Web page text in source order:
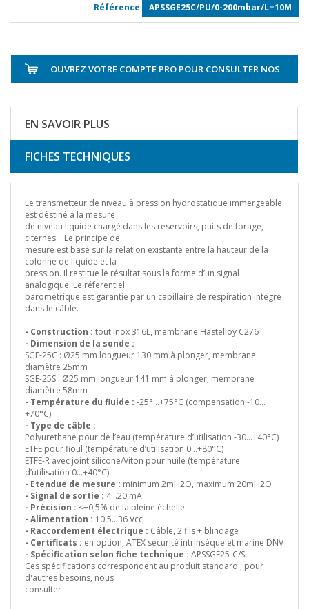
Référence APSSGE25C/PU/0-200mbar/L=10M
OUVREZ VOTRE COMPTE PRO POUR CONSULTER NOS
EN SAVOIR PLUS
FICHES TECHNIQUES
Le transmetteur de niveau à pression hydrostatique immergeable
est déstiné à la mesure
de niveau liquide chargé dans les réservoirs, puits de forage,
citernes… Le principe de
mesure est basé sur la relation existante entre la hauteur de la
colonne de liquide et la
pression. Il restitue le résultat sous la forme d’un signal
analogique. Le réferentiel
barométrique est garantie par un capillaire de respiration intégré
dans le câble.
- Construction : tout Inox 316L, membrane Hastelloy C276
- Dimension de la sonde :
SGE-25C : Ø25 mm longueur 130 mm à plonger, membrane
diamètre 25mm
SGE-25S : Ø25 mm longueur 141 mm à plonger, membrane
diamètre 58mm
- Température du fluide : -25°…+75°C (compensation -10…
+70°C)
- Type de câble :
Polyurethane pour de l’eau (température d’utilisation -30…+40°C)
ETFE pour fioul (température d’utilisation 0…+80°C)
ETFE-R avec joint silicone/Viton pour huile (température
d’utilisation 0…+40°C)
- Etendue de mesure : minimum 2mH2O, maximum 20mH2O
- Signal de sortie : 4…20 mA
- Précision : <±0,5% de la pleine échelle
- Alimentation : 10.5…36 Vcc
- Raccordement électrique : Câble, 2 fils + blindage
- Certificats : en option, ATEX sécurité intrinsèque et marine DNV
- Spécification selon fiche technique : APSSGE25-C/S
Ces spécifications correspondent au produit standard ; pour
d'autres besoins, nous
consulter